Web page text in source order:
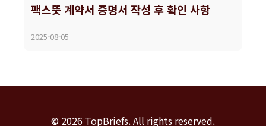
팩스뜻 계약서 증명서 작성 후 확인 사항
2025-08-05
© 2026 TopBriefs. All rights reserved.